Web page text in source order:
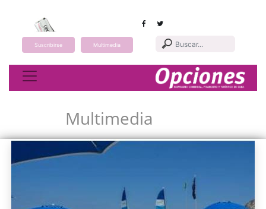
Suscribirse Multimedia
Toggle navigation
Multimedia